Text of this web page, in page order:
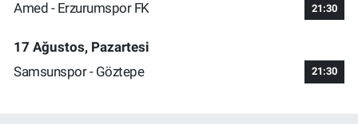
Amed - Erzurumspor FK 21:30
17 Ağustos, Pazartesi
Samsunspor - Göztepe
21:30